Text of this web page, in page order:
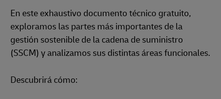
En este exhaustivo documento técnico gratuito,
exploramos las partes más importantes de la
gestión sostenible de la cadena de suministro
(SSCM) y analizamos sus distintas áreas funcionales.
Descubrirá cómo: